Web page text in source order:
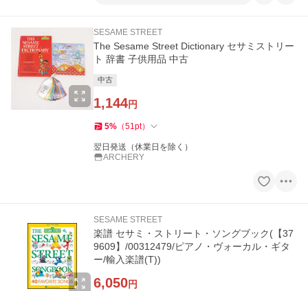
SESAME STREET
The Sesame Street Dictionary セサミストリー
ト 辞書 子供用品 中古
中古
1,144円
5% （51pt）
翌日発送（休業日を除く）
ARCHERY
SESAME STREET
楽譜 セサミ・ストリート・ソングブック(【37
9609】/00312479/ピアノ・ヴォーカル・ギタ
ー/輸入楽譜(T))
6,050円